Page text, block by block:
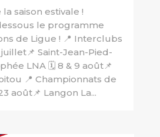
saison estivale !
le programme
de Ligue ! 📍 Interclubs
Saint-Jean-Pied-
LNA 🗓️ 8 & 9 août📌
📍 Championnats de
août📌 Langon La...